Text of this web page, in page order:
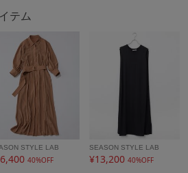
テム
STYLE LAB
40%OFF
SEASON STYLE LAB
¥13,200 40%OFF